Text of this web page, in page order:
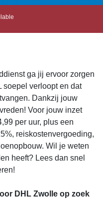
ga jij ervoor zorgen
soepel verloopt en dat
Dankzij jouw
Voor jouw inzet
per uur, plus een
reiskostenvergoeding,
Wil je weten
heeft? Lees dan snel
DHL Zwolle op zoek